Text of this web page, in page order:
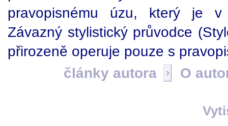
pravopisnému úzu, který je
Závazný stylistický průvodce
přirozeně operuje pouze s
články autora
O